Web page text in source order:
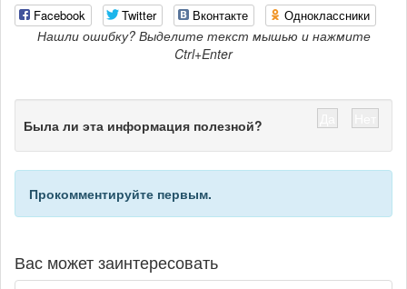
Facebook Twitter Вконтакте Одноклассники
Нашли ошибку? Выделите текст мышью и нажмите
Ctrl+Enter
Была ли эта информация полезной?
Прокомментируйте первым.
Вас может заинтересовать